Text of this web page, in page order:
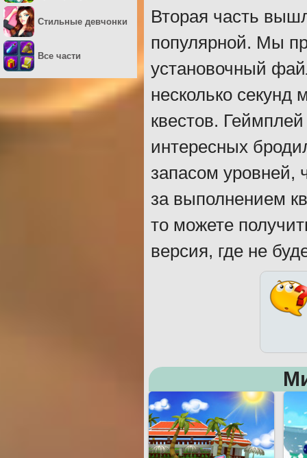
Вторая часть
популярной. Мы
установочный
несколько
квестов.
интересных
запасом уровней,
за выполнением
то можете
версия, где не
Стильные девчонки
Все части